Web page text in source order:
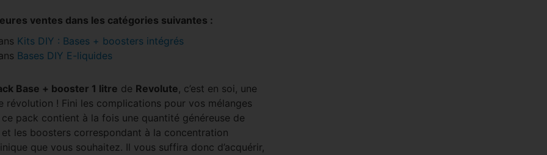
ventes dans les catégories suivantes :
Kits DIY : Bases + boosters intégrés
Bases DIY E-liquides
Base + booster 1 litre de Revolute, c’est en soi, une
révolution ! Fini les complications pour vos mélanges
ce pack contient à la fois une quantité généreuse de
et les boosters correspondant à la concentration
que vous souhaitez. Il vous suffira donc d’acquérir,